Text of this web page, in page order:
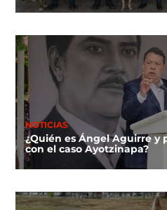
NOTICIAS
¿Quién es Ángel Aguirre y
con el caso Ayotzinapa?